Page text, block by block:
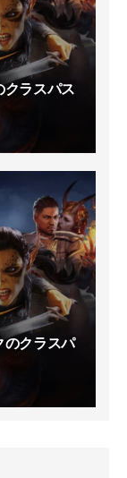
クラスパス
のクラスパ